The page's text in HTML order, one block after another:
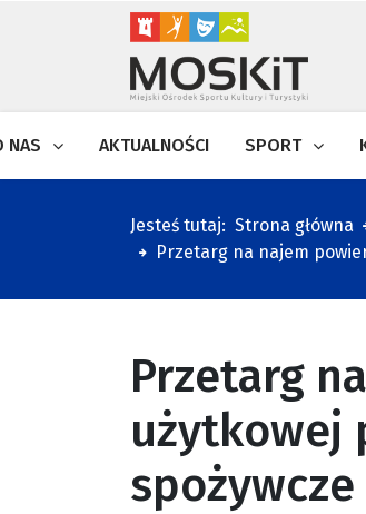
NAS AKTUALNOŚCI SPORT
Jesteś tutaj: Strona główna
Przetarg na najem
Przetarg
użytkowej
spożywcze